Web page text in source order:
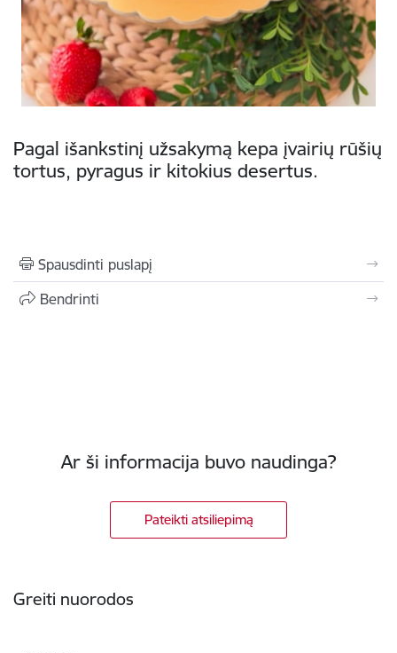
Pagal išankstinį užsakymą kepa įvairių rūšių
tortus, pyragus ir kitokius desertus.
Spausdinti puslapį
Bendrinti
Ar ši informacija buvo naudinga?
Pateikti atsiliepimą
Greiti nuorodos